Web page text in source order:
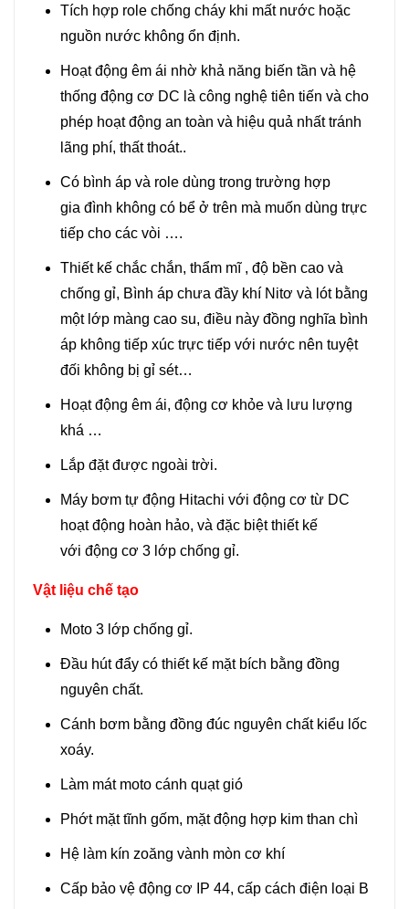
Tích hợp role chống cháy khi mất nước hoặc
nguồn nước không ổn định.
Hoạt động êm ái nhờ khả năng biến tần và hệ
thống động cơ DC là công nghệ tiên tiến và cho
phép hoạt động an toàn và hiệu quả nhất tránh
lãng phí, thất thoát..
Có bình áp và role dùng trong trường hợp
gia đình không có bể ở trên mà muốn dùng trực
tiếp cho các vòi ….
Thiết kế chắc chắn, thẩm mĩ , độ bền cao và
chống gỉ, Bình áp chưa đầy khí Nitơ và lót bằng
một lớp màng cao su, điều này đồng nghĩa bình
áp không tiếp xúc trực tiếp với nước nên tuyệt
đối không bị gỉ sét…
Hoạt động êm ái, động cơ khỏe và lưu lượng
khá …
Lắp đặt được ngoài trời.
Máy bơm tự động Hitachi với động cơ từ DC
hoạt động hoàn hảo, và đặc biệt thiết kế
với động cơ 3 lớp chống gỉ.
Vật liệu chế tạo
Moto 3 lớp chống gỉ.
Đầu hút đẩy có thiết kế mặt bích bằng đồng
nguyên chất.
Cánh bơm bằng đồng đúc nguyên chất kiểu lốc
xoáy.
Làm mát moto cánh quạt gió
Phớt mặt tĩnh gốm, mặt động hợp kim than chì
Hệ làm kín zoăng vành mòn cơ khí
Cấp bảo vệ động cơ IP 44, cấp cách điện loại B